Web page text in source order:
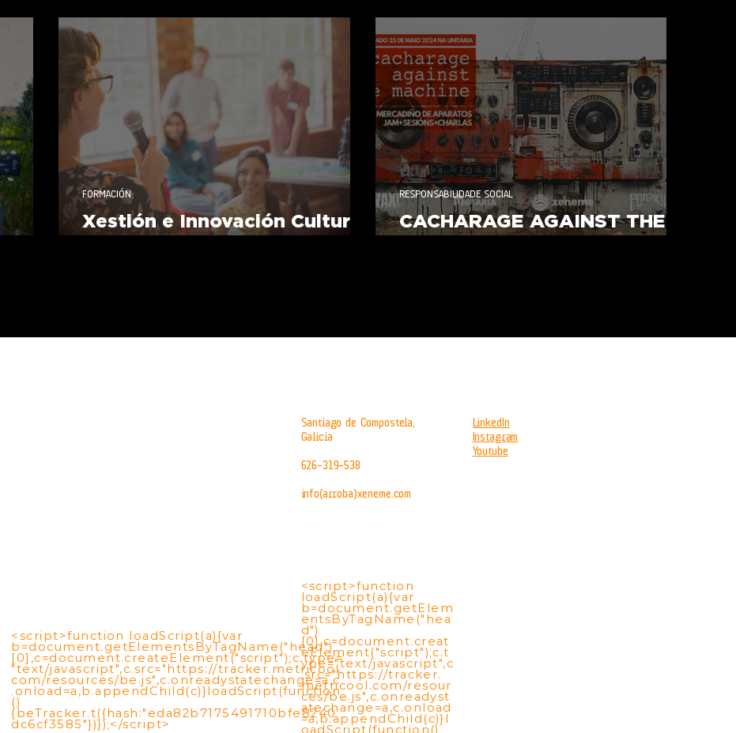
Xestión e Innovación Cultural
FORMACIÓN
CACHARAGE AGAINST THE
RESPONSABILIDADE SOCIAL
Santiago de Compostela,
Galicia
626-319-538
info(arroba)xeneme.com
LinkedIn
Instagram
Youtube
<script>function loadScript(a){var
b=document.getElementsByTagName("head")
[0],c=document.createElement("script");c.type=
"text/javascript",c.src="https://tracker.metricool.
com/resources/be.js",c.onreadystatechange=a,c
.onload=a,b.appendChild(c)}loadScript(function
()
{beTracker.t({hash:"eda82b7175491710bfe8240
dc6cf3585"})});</script>
<script>function
loadScript(a){var
b=document.getElem
entsByTagName("hea
d")
[0],c=document.creat
eElement("script");c.t
ype="text/javascript",c
.src="https://tracker.
metricool.com/resour
ces/be.js",c.onreadyst
atechange=a,c.onload
=a,b.appendChild(c)}l
oadScript(function()